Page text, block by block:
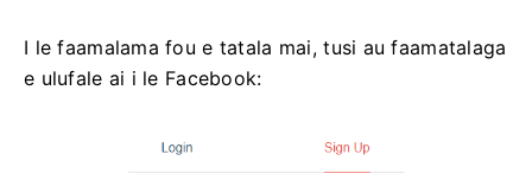
I le faamalama fou e tatala mai, tusi au faamatalaga
e ulufale ai i le Facebook: